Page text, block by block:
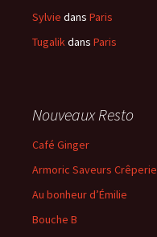
Sylvie dans Paris
Tugalikdans Paris
Nouveaux Resto
Café Ginger
Armoric Saveurs Crêperie
Au bonheur d’Émilie
Bouche B